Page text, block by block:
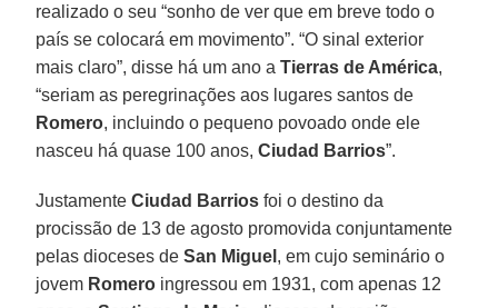
realizado o seu “sonho de ver que em breve todo o
país se colocará em movimento”. “O sinal exterior
mais claro”, disse há um ano aTierras de América,
“seriam as peregrinações aos lugares santos de
Romero, incluindo o pequeno povoado onde ele
nasceu há quase 100 anos,Ciudad Barrios”.
JustamenteCiudad Barrios foi o destino da
procissão de 13 de agosto promovida conjuntamente
pelas dioceses deSan Miguel , em cujo seminário o
jovem Romero ingressou em 1931, com apenas 12